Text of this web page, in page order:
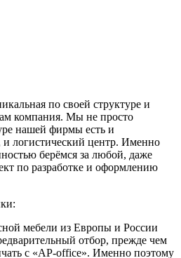
по своей структуре и
компания. Мы не просто
нашей фирмы есть и
и логистический центр. Именно
берёмся за любой, даже
по разработке и оформлению
мебели из Европы и России
отбор, прежде чем
с «AP-office». Именно поэтому